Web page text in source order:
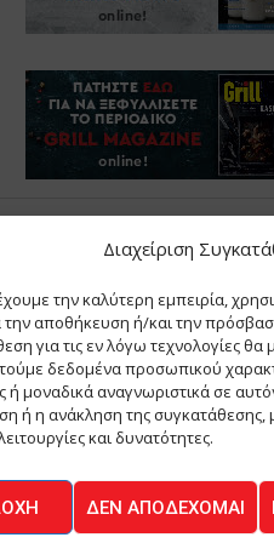
Διαχείριση
την καλύτερη εμπειρία,
την αποθήκευση ή/και την
για τις εν λόγω τεχνολογίες θα
δεδομένα προσωπικού
ή μοναδικά αναγνωριστικά σε
ή η ανάκληση της συγκατάθεσης,
και δυνατότητες.
ΔΕΝ ΑΠΟΔΈΧΟΜΑΙ
Θ ΚΑΙ ΣΙΑ ΜΟΝΟΠΡΟΣΩΠΗ ΙΚΕ